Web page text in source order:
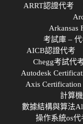
ARRT認證代考
Arkansas
考試庫 –
AICB認證代考
Chegg考試代
Autodesk
Axis
計算
數據結構與算法
操作系統os代